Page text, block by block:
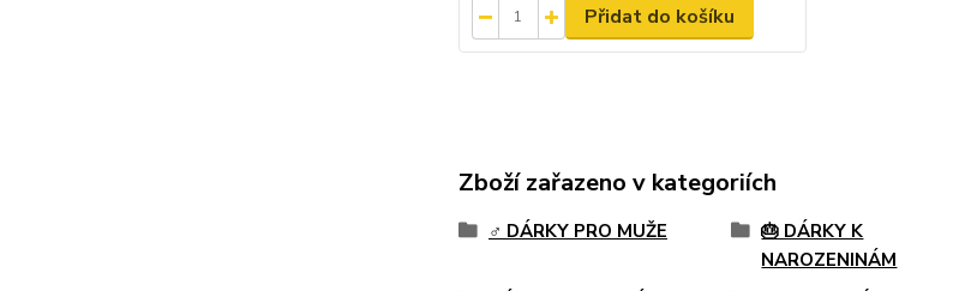
Přidat do košíku
Zboží zařazeno v kategoriích
♂️ DÁRKY PRO MUŽE
🎂 DÁRKY K
NAROZENINÁM